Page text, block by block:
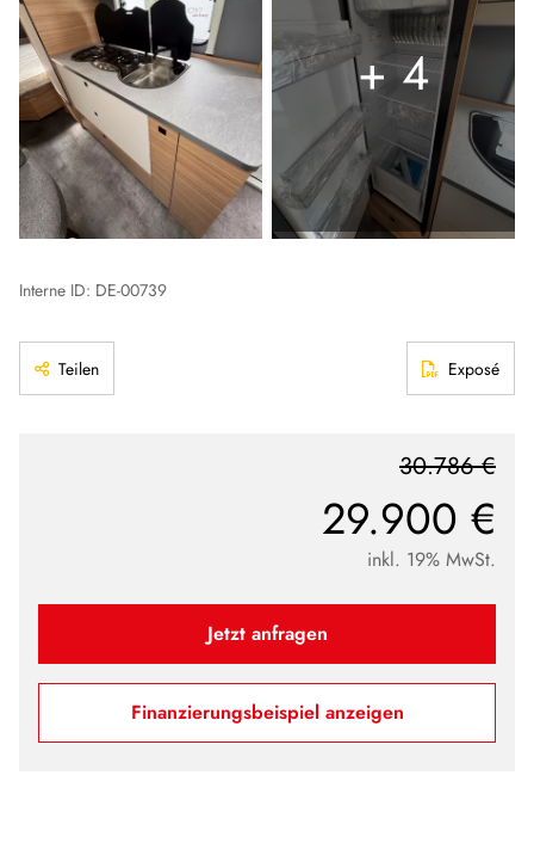
+ 4
Interne ID: DE-00739
Teilen Exposé
29.900 €
30.786 €
inkl. 19% MwSt.
Jetzt anfragen
Finanzierungsbeispiel anzeigen